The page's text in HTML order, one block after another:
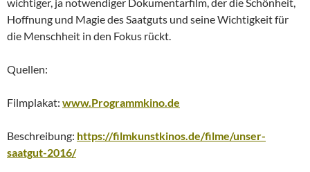
Hoffnung und Magie des Saatguts und seine Wichtigkeit für
die Menschheit in den Fokus rückt.
Quellen:
Filmplakat: www.Programmkino.de
Beschreibung: https://filmkunstkinos.de/filme/unser-
saatgut-2016/